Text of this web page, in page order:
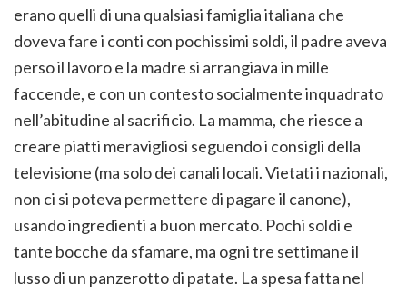
erano quelli di una qualsiasi famiglia italiana che
doveva fare i conti con pochissimi soldi, il padre aveva
perso il lavoro e la madre si arrangiava in mille
faccende, e con un contesto socialmente inquadrato
nell’abitudine al sacrificio. La mamma, che riesce a
creare piatti meravigliosi seguendo i consigli della
televisione (ma solo dei canali locali. Vietati i nazionali,
non ci si poteva permettere di pagare il canone),
usando ingredienti a buon mercato. Pochi soldi e
tante bocche da sfamare, ma ogni tre settimane il
lusso di un panzerotto di patate. La spesa fatta nel